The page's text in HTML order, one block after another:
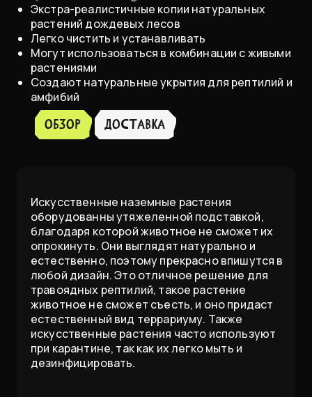
Экстра-реалистичные копии натуральных
растений дождевых лесов
Легко чистить и устанавливать
Могут использоваться в комбинации с живыми
растениями
Создают натуральные укрытия для рептилий и
амфибий
Обзор доставка
Искусственные наземные растения
оборудованны утяжеленной подставкой,
благодаря которой животное не сможет их
опрокинуть. Они выглядят натурально и
естественно, поэтому прекрасно впишутся в
любой дизайн. Это отличное решение для
травоядных рептилий, такое растение
животное не сможет съесть, и оно придаст
естественный вид террариуму. Также
искусственные растения часто используют
при карантине, так как их легко мыть и
дезинфицировать.